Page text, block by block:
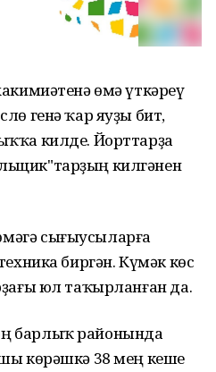
өмә үткәреү
генә ҡар яуҙы бит,
килде. Йорттарҙа
килгәнен
сығыусыларға
биргән. Күмәк көс
юл таҡырланған да.
барлыҡ районында
көрәшкә 38 мең кеше